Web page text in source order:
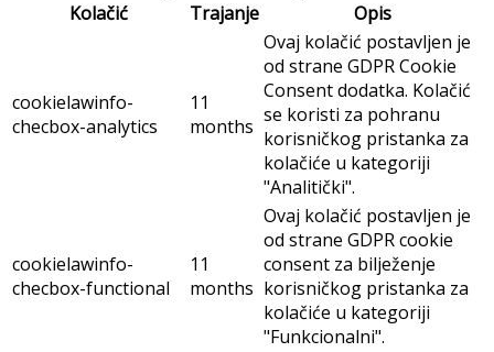
Kolačić
Trajanje Opis
cookielawinfo-
checbox-analytics
11
months
Ovaj kolačić postavljen je
od strane GDPR Cookie
Consent dodatka. Kolačić
se koristi za pohranu
korisničkog pristanka za
kolačiće u kategoriji
"Analitički".
cookielawinfo-
checbox-functional
11
months
Ovaj kolačić postavljen je
od strane GDPR cookie
consent za bilježenje
korisničkog pristanka za
kolačiće u kategoriji
"Funkcionalni".